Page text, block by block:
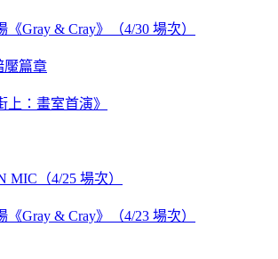
Gray & Cray》（4/30 場次）
魘篇章
上：畫室首演》
MIC（4/25 場次）
Gray & Cray》（4/23 場次）